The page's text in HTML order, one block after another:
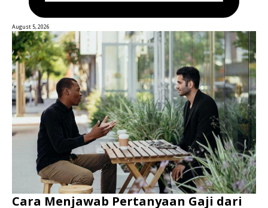
August 5, 2026
Cara Menjawab Pertanyaan Gaji dari